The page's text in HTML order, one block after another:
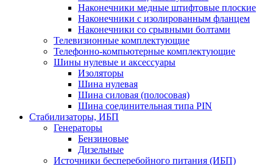
Наконечники медные штифтовые плоские
Наконечники с изолированным фланцем
Наконечники со срывными болтами
Телевизионные комплектующие
Телефонно-компьютерные комплектующие
Шины нулевые и аксессуары
Изоляторы
Шина нулевая
Шина силовая (полосовая)
Шина соединительная типа PIN
Стабилизаторы, ИБП
Генераторы
Бензиновые
Дизельные
Источники бесперебойного питания (ИБП)